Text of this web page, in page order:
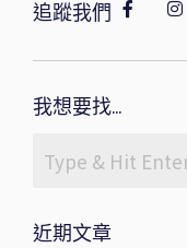
追蹤我們
我想要找...
近期文章